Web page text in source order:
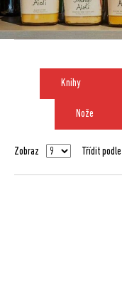
Knihy
Nože
Zobraz Třídit podle